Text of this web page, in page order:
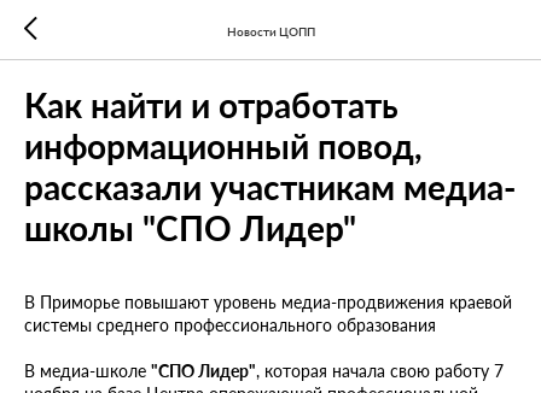
Новости ЦОПП
Как найти и отработать
информационный повод,
рассказали участникам медиа-
школы "СПО Лидер"
В Приморье повышают уровень медиа-продвижения краевой
системы среднего профессионального образования
В медиа-школе "СПО Лидер", которая начала свою работу 7